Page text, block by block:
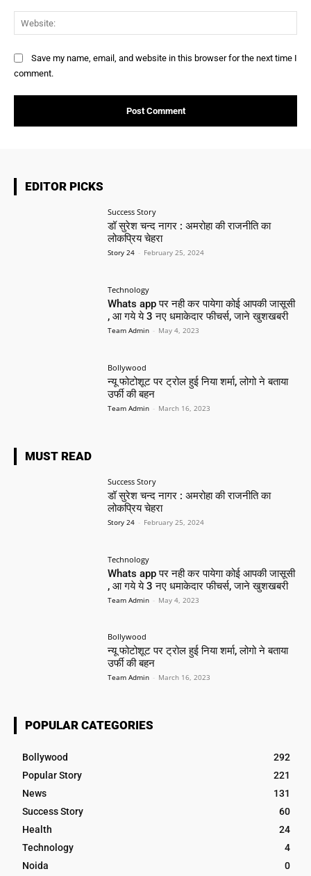
Save my name, email, and website in this browser for the next time I
comment.
EDITOR PICKS
Success Story
डॉ सुरेश चन्द नागर : अमरोहा की राजनीति का
लोकप्रिय चेहरा
Story 24 - February 25, 2024
Technology
Whats app पर नही कर पायेगा कोई आपकी जासूसी
, आ गये ये 3 नए धमाकेदार फीचर्स, जाने खुशखबरी
Team Admin - May 4, 2023
Bollywood
न्यू फोटोशूट पर ट्रोल हुई निया शर्मा, लोगो ने बताया
उर्फी की बहन
Team Admin - March 16, 2023
MUST READ
Success Story
डॉ सुरेश चन्द नागर : अमरोहा की राजनीति का
लोकप्रिय चेहरा
Story 24 - February 25, 2024
Technology
Whats app पर नही कर पायेगा कोई आपकी जासूसी
, आ गये ये 3 नए धमाकेदार फीचर्स, जाने खुशखबरी
Team Admin - May 4, 2023
Bollywood
न्यू फोटोशूट पर ट्रोल हुई निया शर्मा, लोगो ने बताया
उर्फी की बहन
Team Admin - March 16, 2023
POPULAR CATEGORIES
Bollywood
292
Popular Story
221
News
131
Success Story
60
Health
24
Technology
4
Noida
0